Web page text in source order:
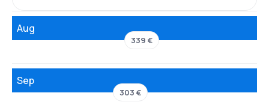
Aug
339 €
Sep
303 €